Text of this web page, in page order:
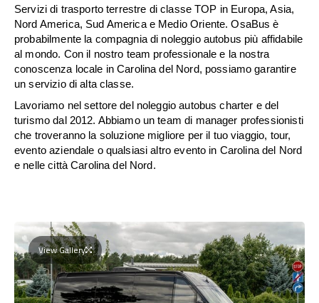
Servizi di trasporto terrestre di classe TOP in Europa, Asia,
Nord America, Sud America e Medio Oriente. OsaBus è
probabilmente la compagnia di noleggio autobus più affidabile
al mondo. Con il nostro team professionale e la nostra
conoscenza locale in Carolina del Nord, possiamo garantire
un servizio di alta classe.
Lavoriamo nel settore del noleggio autobus charter e del
turismo dal 2012. Abbiamo un team di manager professionisti
che troveranno la soluzione migliore per il tuo viaggio, tour,
evento aziendale o qualsiasi altro evento in Carolina del Nord
e nelle città Carolina del Nord.
View Gallery